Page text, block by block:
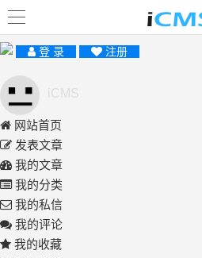
登 录 注册
网站首页
发表文章
我的文章
我的分类
我的私信
我的评论
我的收藏